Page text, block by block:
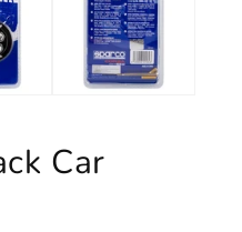
Car